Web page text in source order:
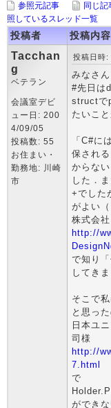
参照元記事
同じ記
照しているスレッド一覧
投稿者 投稿内容
Tacchan
g
ベテラン
会議室デビ
ュー日: 200
4/09/05
投稿数: 55
お住まい・
勤務地: 川崎
市
投稿日時
みなさ
#先日は
structで
たいこ
「C#に
保され
からな
した．
+でした
がよい
株式会
http://
で知り
してきま
そこで
と思っ
日本ユ
司様
http://
7.html
で
ができ